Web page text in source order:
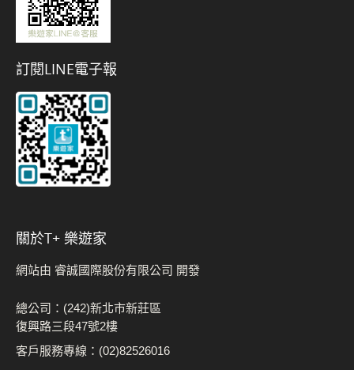
訂閱LINE電子報
關於t+ 樂遊家
網站由 睿誠國際股份有限公司 開發
總公司：(242)新北市新莊區
復興路三段47號2樓
客戶服務專線：(02)82526016